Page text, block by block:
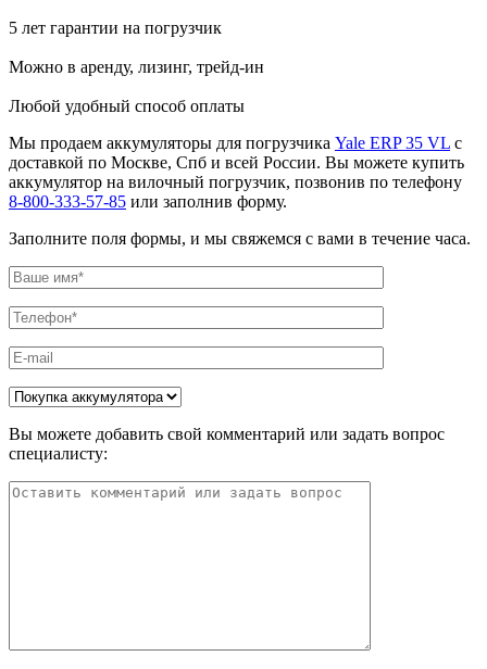
5 лет гарантии на погрузчик
Можно в аренду, лизинг, трейд-ин
Любой удобный способ оплаты
Мы продаем аккумуляторы для погрузчика Yale ERP 35 VL с
доставкой по Москве, Спб и всей России. Вы можете купить
аккумулятор на вилочный погрузчик, позвонив по телефону
8-800-333-57-85 или заполнив форму.
Заполните поля формы, и мы свяжемся с вами в течение часа.
Вы можете добавить свой комментарий или задать вопрос
специалисту: